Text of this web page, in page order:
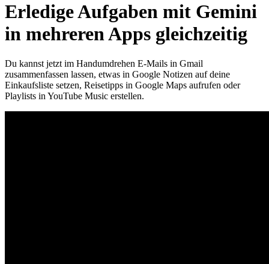
Erledige Aufgaben mit Gemini
in mehreren Apps gleichzeitig
Du kannst jetzt im Handumdrehen E‑Mails in Gmail
zusammenfassen lassen, etwas in Google Notizen auf deine
Einkaufsliste setzen, Reisetipps in Google Maps aufrufen oder
Playlists in YouTube Music erstellen.